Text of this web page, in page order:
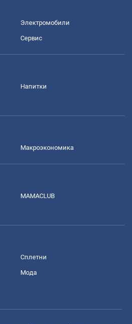
Электромобили
Сервис
Напитки
Mакроэкономика
MAMACLUB
Сплетни
Мода